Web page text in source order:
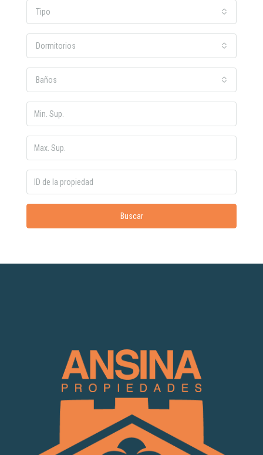
Tipo
Dormitorios
Baños
Buscar